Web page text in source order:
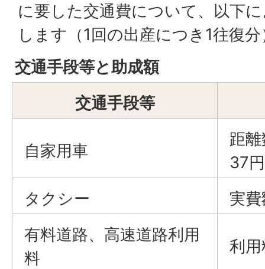
に要した交通費について、以下
します（1回の出産につき1往復分
交通手段等と助成額
交通手段等
自家用車
距
37
タクシー
実
有料道路、高速道路利用
料
利